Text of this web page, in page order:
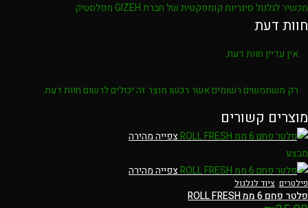
מכשיר לגלגול סיגריות קומפקטית של חברת GIZEH מפלסטיק
חוות דעת
אין עדיין חוות דעת.
רק משתמשים רשומים אשר רכשו מוצר זה יכולים לרשום חוות דעת.
מוצרים קשורים
צפייה מהירה
מבצע
צפייה מהירה
פילטרים, ציוד לגלגול
פלטר פחם 6 ממ ROLL FRESH